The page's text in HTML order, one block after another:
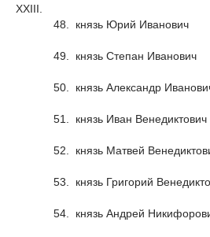
XXIII.
48. князь Юрий Иванович
49. князь Степан Иванович
50. князь Александр
51. князь Иван Венедиктович
52. князь Матвей
53. князь Григорий
54. князь Андрей